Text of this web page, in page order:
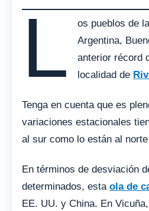
L
os pueblos de
Argentina,
anterior récord
localidad de
Tenga en cuenta que es
variaciones estacionales
al sur como lo están al
En términos de desviación
determinados, esta ola de
EE. UU. y China. En